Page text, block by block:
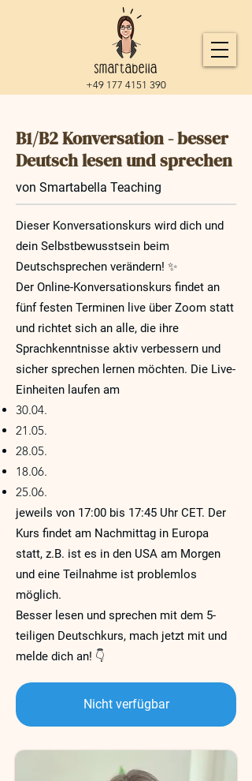
+49 177 4151 390
B1/B2 Konversation - besser
Deutsch lesen und sprechen
von Smartabella Teaching
Dieser Konversationskurs wird dich und
dein Selbstbewusstsein beim
Deutschsprechen verändern! ✨
Der Online-Konversationskurs findet an
fünf festen Terminen live über Zoom statt
und richtet sich an alle, die ihre
Sprachkenntnisse aktiv verbessern und
sicher sprechen lernen möchten. Die Live-
Einheiten laufen am
30.04.
21.05.
28.05.
18.06.
25.06.
jeweils von 17:00 bis 17:45 Uhr CET. Der
Kurs findet am Nachmittag in Europa
statt, z.B. ist es in den USA am Morgen
und eine Teilnahme ist problemlos
möglich.
Besser lesen und sprechen mit dem 5-
teiligen Deutschkurs, mach jetzt mit und
melde dich an! 👇
Nicht verfügbar